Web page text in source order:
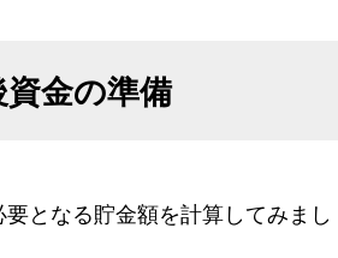
金の準備
となる貯金額を計算してみまし